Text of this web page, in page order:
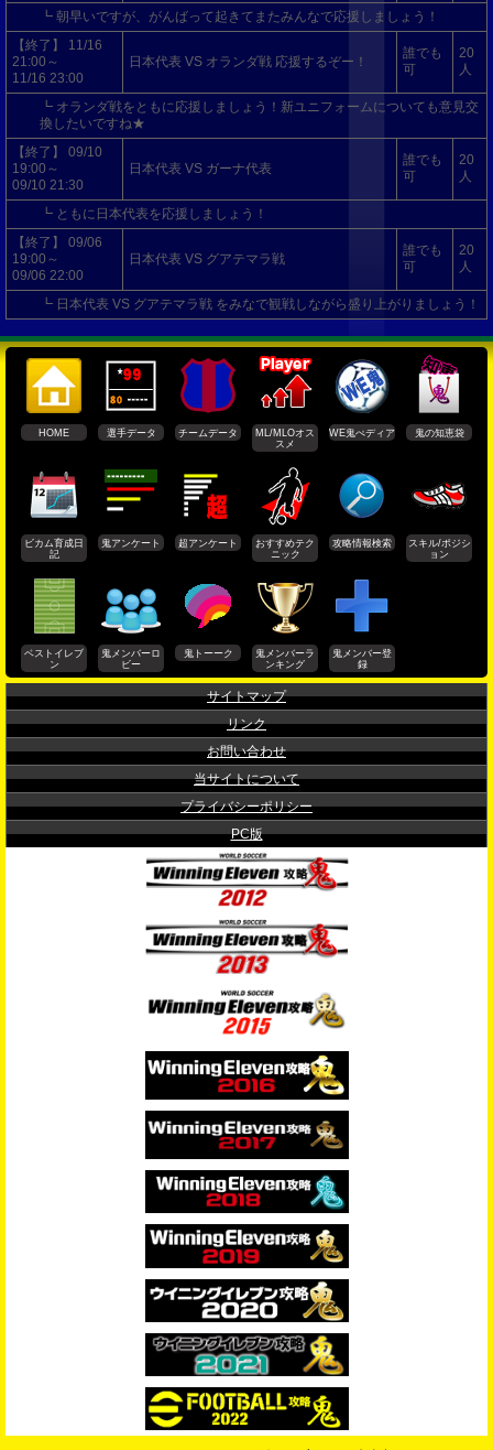
┗ 朝早いですが、がんばって起きてまたみんなで応援しましょう！
【終了】 11/16
21:00～
11/16 23:00
日本代表 VS オランダ戦 応援するぞー！
誰でも
可
20
人
┗ オランダ戦をともに応援しましょう！新ユニフォームについても意見交
換したいですね★
【終了】 09/10
19:00～
09/10 21:30
日本代表 VS ガーナ代表
誰でも
可
20
人
┗ ともに日本代表を応援しましょう！
【終了】 09/06
19:00～
09/06 22:00
日本代表 VS グアテマラ戦
誰でも
可
20
人
┗ 日本代表 VS グアテマラ戦 をみなで観戦しながら盛り上がりましょう！
HOME 選手データ チームデータ
ML/MLOオス
スメ
WE鬼ぺディア 鬼の知恵袋
ビカム育成日
記
鬼アンケート 超アンケート
おすすめテク
ニック
攻略情報検索
スキル/ポジシ
ョン
ベストイレブ
ン
鬼メンバーロ
ビー
鬼トーーク
鬼メンバーラ
ンキング
鬼メンバー登
録
サイトマップ
リンク
お問い合わせ
当サイトについて
プライバシーポリシー
PC版